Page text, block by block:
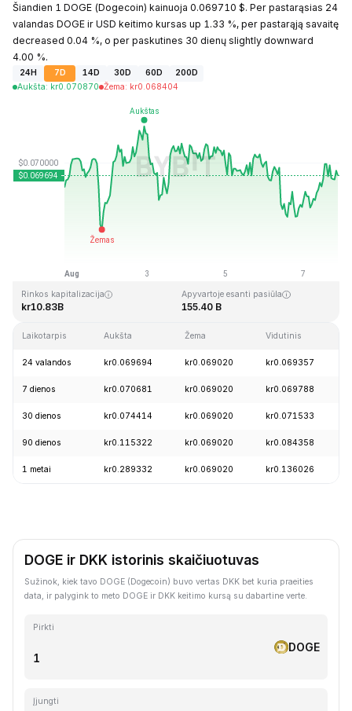
Šiandien 1 DOGE (Dogecoin) kainuoja 0.069710 $. Per pastarąsias 24
valandas DOGE ir USD keitimo kursas up 1.33 %, per pastarąją savaitę
decreased 0.04 %, o per paskutines 30 dienų slightly downward
4.00 %.
24H 7D 14D 30D 60D
200D
Aukšta: kr0.070870 Žema: kr0.068404
Paskutinį kartą atnaujinta: 2026-08-07, 20:39 GMT+0
kr0.731578 kr0.000087
Rinkos kapitalizacija
kr10.83B
Apyvartoje esanti pasiūla
155.40 B
Laikotarpis Aukšta Žema Vidutinis
24 valandos kr0.069694 kr0.069020 kr0.069357
7 dienos kr0.070681 kr0.069020 kr0.069788
30 dienos kr0.074414 kr0.069020 kr0.071533
90 dienos kr0.115322 kr0.069020 kr0.084358
1 metai kr0.289332 kr0.069020 kr0.136026
DOGE ir DKK istorinis skaičiuotuvas
Sužinok, kiek tavo DOGE (Dogecoin) buvo vertas DKK bet kuria praeities
data, ir palygink to meto DOGE ir DKK keitimo kursą su dabartine verte.
Pirkti
DOGE
Įjungti